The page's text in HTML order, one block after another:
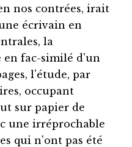
nos contrées, irait
écrivain en
la
fac-similé d'un
l'étude, par
occupant
sur papier de
une irréprochable
qui n'ont pas été